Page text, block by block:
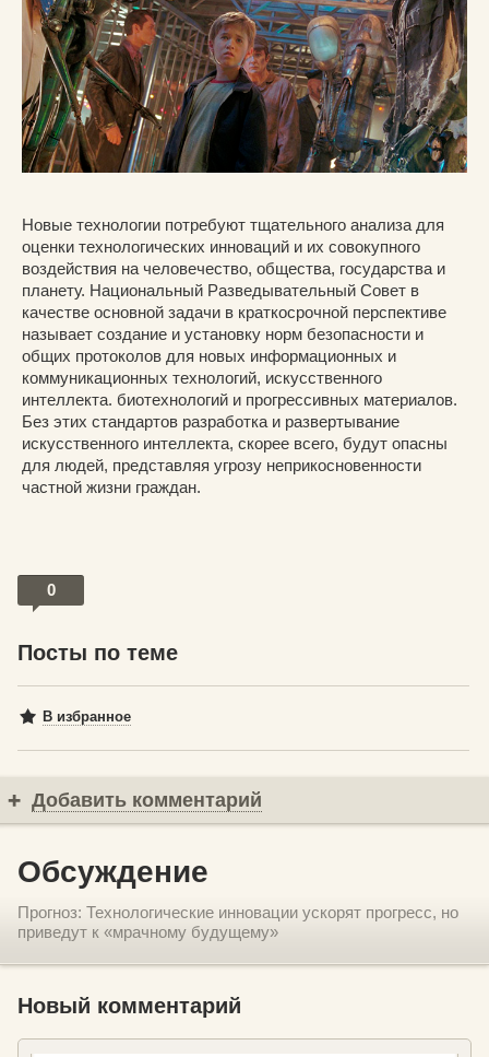
Новые технологии потребуют тщательного анализа для
оценки технологических инноваций и их совокупного
воздействия на человечество, общества, государства и
планету. Национальный Разведывательный Совет в
качестве основной задачи в краткосрочной перспективе
называет создание и установку норм безопасности и
общих протоколов для новых информационных и
коммуникационных технологий, искусственного
интеллекта. биотехнологий и прогрессивных материалов.
Без этих стандартов разработка и развертывание
искусственного интеллекта, скорее всего, будут опасны
для людей, представляя угрозу неприкосновенности
частной жизни граждан.
0
Посты по теме
В избранное
Добавить комментарий
Обсуждение
Прогноз: Технологические инновации ускорят прогресс, но
приведут к «мрачному будущему»
Новый комментарий